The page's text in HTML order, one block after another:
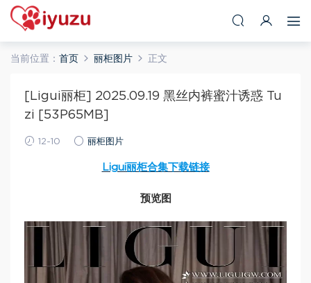
当前位置： 首页 丽柜图片 正文
[Ligui丽柜] 2025.09.19 黑丝内裤蜜汁诱惑 Tu
zi [53P65MB]
12-10 丽柜图片
Ligui丽柜合集下载链接
预览图